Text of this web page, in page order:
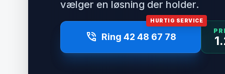
vælger en løsning der holder.
HURTIG SERVICE
phone_in_talk Ring 42 48 67 78